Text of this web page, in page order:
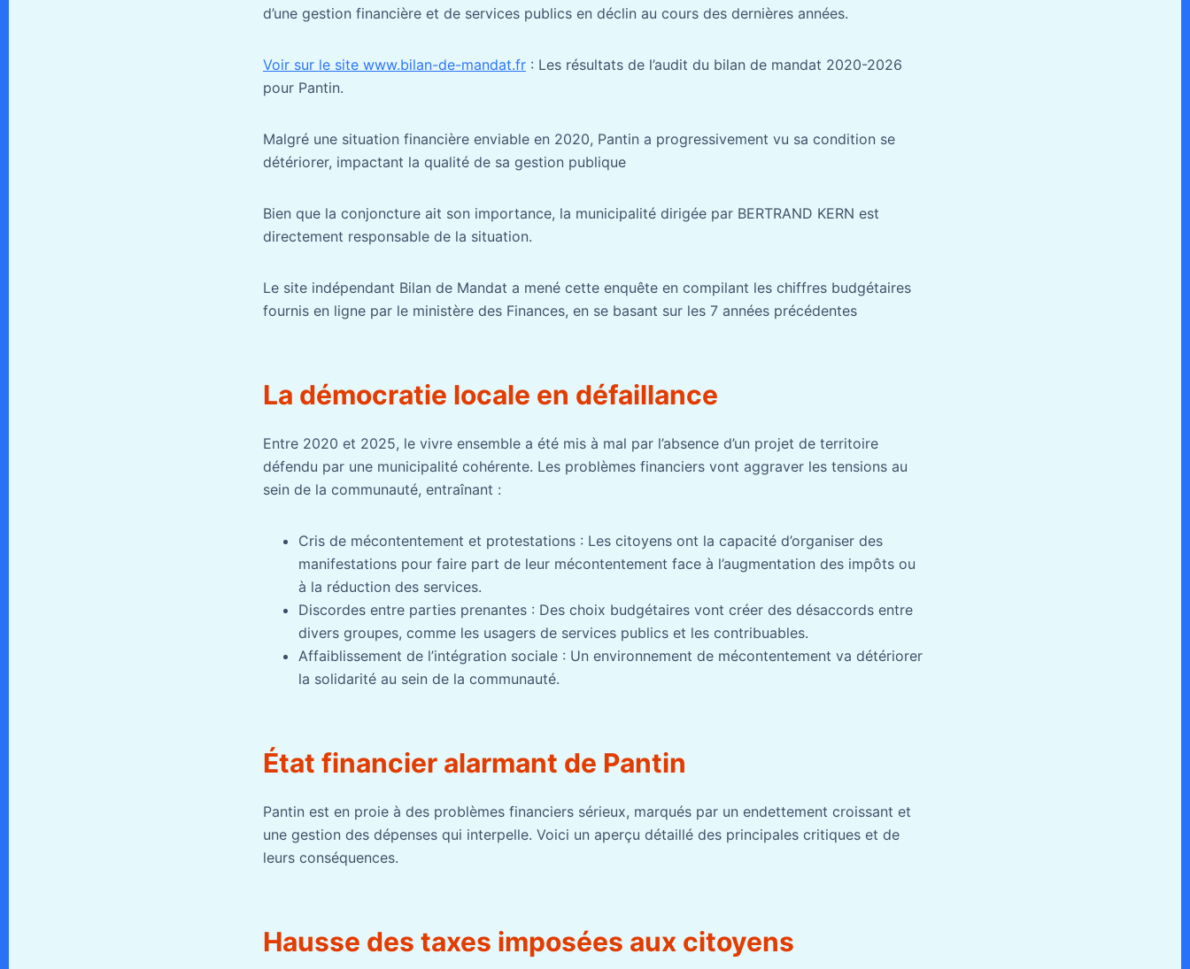
d’une gestion financière et de services publics en déclin au cours des dernières années.
Voir sur le site www.bilan-de-mandat.fr : Les résultats de l’audit du bilan de mandat 2020-2026
pour Pantin.
Malgré une situation financière enviable en 2020, Pantin a progressivement vu sa condition se
détériorer, impactant la qualité de sa gestion publique
Bien que la conjoncture ait son importance, la municipalité dirigée par BERTRAND KERN est
directement responsable de la situation.
Le site indépendant Bilan de Mandat a mené cette enquête en compilant les chiffres budgétaires
fournis en ligne par le ministère des Finances, en se basant sur les 7 années précédentes
La démocratie locale en défaillance
Entre 2020 et 2025, le vivre ensemble a été mis à mal par l’absence d’un projet de territoire
défendu par une municipalité cohérente. Les problèmes financiers vont aggraver les tensions au
sein de la communauté, entraînant :
Cris de mécontentement et protestations : Les citoyens ont la capacité d’organiser des
manifestations pour faire part de leur mécontentement face à l’augmentation des impôts ou
à la réduction des services.
Discordes entre parties prenantes : Des choix budgétaires vont créer des désaccords entre
divers groupes, comme les usagers de services publics et les contribuables.
Affaiblissement de l’intégration sociale : Un environnement de mécontentement va détériorer
la solidarité au sein de la communauté.
État financier alarmant de Pantin
Pantin est en proie à des problèmes financiers sérieux, marqués par un endettement croissant et
une gestion des dépenses qui interpelle. Voici un aperçu détaillé des principales critiques et de
leurs conséquences.
Hausse des taxes imposées aux citoyens